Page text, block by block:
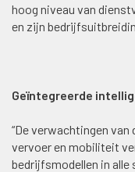
hoog niveau van
en zijn
Geïntegreerde
“De verwachtingen
vervoer en mobiliteit
bedrijfsmodellen in